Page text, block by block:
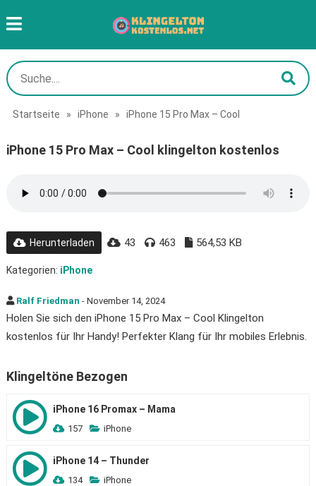
Startseite » iPhone » iPhone 15 Pro Max – Cool
iPhone 15 Pro Max – Cool klingelton kostenlos
Herunterladen 43 463 564,53 KB
Kategorien: iPhone
Ralf Friedman - November 14, 2024
Holen Sie sich den iPhone 15 Pro Max – Cool Klingelton
kostenlos für Ihr Handy! Perfekter Klang für Ihr mobiles Erlebnis.
Klingeltöne Bezogen
iPhone 16 Promax – Mama
157 iPhone
iPhone 14 – Thunder
134 iPhone